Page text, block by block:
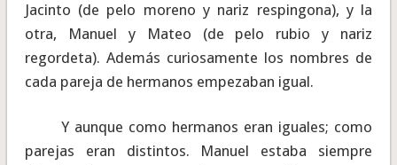
Jacinto (de pelo moreno y nariz respingona), y la
otra, Manuel y Mateo (de pelo rubio y nariz
regordeta). Además curiosamente los nombres de
cada pareja de hermanos empezaban igual.
Y aunque como hermanos eran iguales; como
parejas eran distintos. Manuel estaba siempre